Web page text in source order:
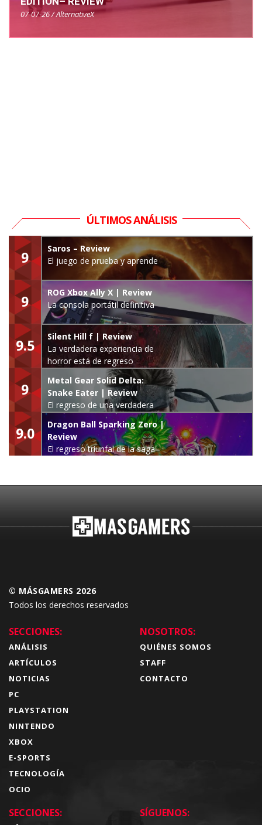
07-07-26 / AlternativeX
ÚLTIMOS ANÁLISIS
9
Saros – Review
El juego de prueba y aprende
9
ROG Xbox Ally X | Review
La consola portátil definitiva
9.5
Silent Hill f | Review
La verdadera experiencia de
horror está de regreso
9
Metal Gear Solid Delta:
Snake Eater | Review
El regreso de una verdadera
leyenda
9.0
Dragon Ball Sparking Zero |
Review
El regreso triunfal de la saga
© MÁSGAMERS 2026
Todos los derechos reservados
SECCIONES:
ANÁLISIS
ARTÍCULOS
NOTICIAS
PC
PLAYSTATION
NINTENDO
XBOX
E-SPORTS
TECNOLOGÍA
OCIO
NOSOTROS:
QUIÉNES SOMOS
STAFF
CONTACTO
SECCIONES: SÍGUENOS: